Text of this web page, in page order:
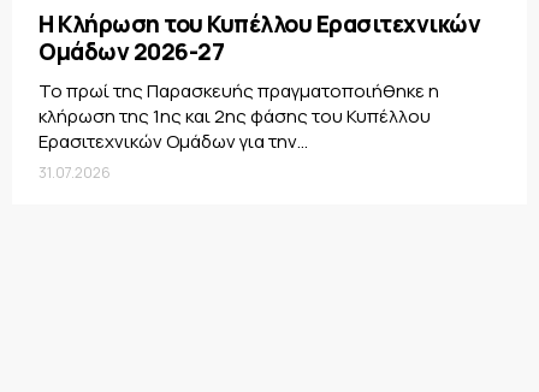
Η Κλήρωση του Κυπέλλου Ερασιτεχνικών
Ομάδων 2026-27
Το πρωί της Παρασκευής πραγματοποιήθηκε η
κλήρωση της 1ης και 2ης φάσης του Κυπέλλου
Ερασιτεχνικών Ομάδων για την...
31.07.2026